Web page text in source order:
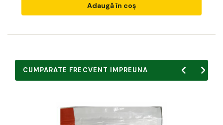
Adaugă în coș
CUMPARATE FRECVENT IMPREUNA